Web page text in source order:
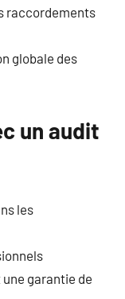
raccordements
globale des
un audit
les
garantie de